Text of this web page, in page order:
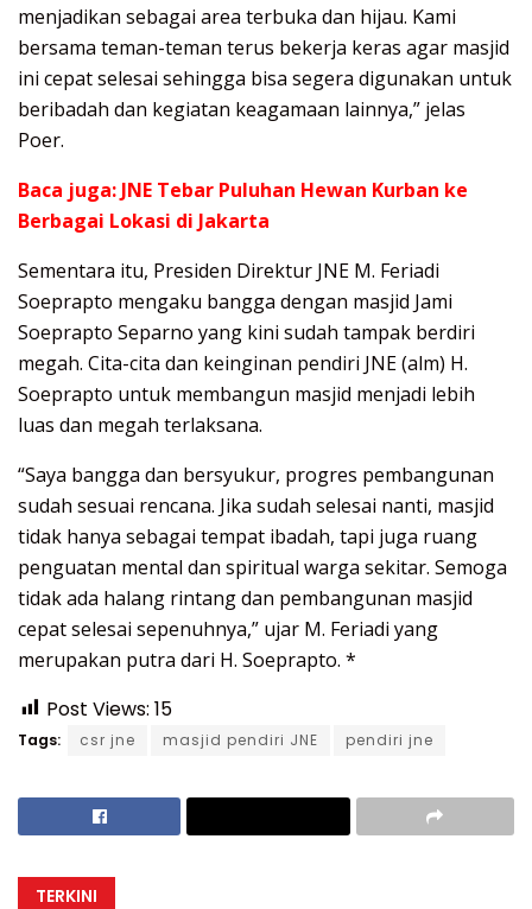
menjadikan sebagai area terbuka dan hijau. Kami
bersama teman-teman terus bekerja keras agar masjid
ini cepat selesai sehingga bisa segera digunakan untuk
beribadah dan kegiatan keagamaan lainnya,” jelas
Poer.
Baca juga: JNE Tebar Puluhan Hewan Kurban ke
Berbagai Lokasi di Jakarta
Sementara itu, Presiden Direktur JNE M. Feriadi
Soeprapto mengaku bangga dengan masjid Jami
Soeprapto Separno yang kini sudah tampak berdiri
megah. Cita-cita dan keinginan pendiri JNE (alm) H.
Soeprapto untuk membangun masjid menjadi lebih
luas dan megah terlaksana.
“Saya bangga dan bersyukur, progres pembangunan
sudah sesuai rencana. Jika sudah selesai nanti, masjid
tidak hanya sebagai tempat ibadah, tapi juga ruang
penguatan mental dan spiritual warga sekitar. Semoga
tidak ada halang rintang dan pembangunan masjid
cepat selesai sepenuhnya,” ujar M. Feriadi yang
merupakan putra dari H. Soeprapto. *
Post Views: 15
Tags: csr jne masjid pendiri JNE pendiri jne
TERKINI